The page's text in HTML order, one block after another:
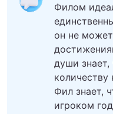
Филом
он не может
души знает,
Фил знает,
игроком